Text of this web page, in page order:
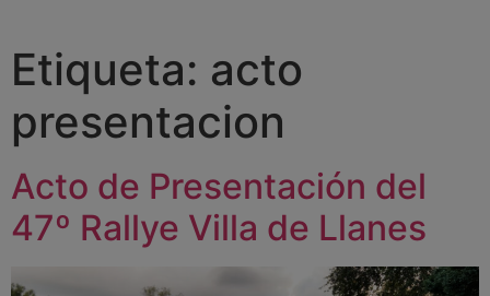
Etiqueta: acto
presentacion
Acto de Presentación del
47º Rallye Villa de Llanes